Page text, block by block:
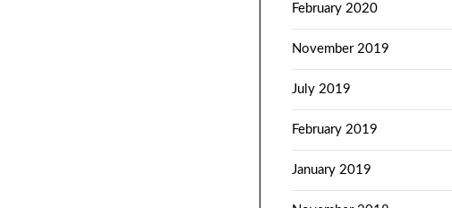
February 2020
November 2019
July 2019
February 2019
January 2019